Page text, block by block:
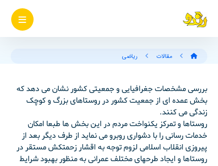
مقالات ریاضی
بررسی مشخصات جغرافیایی و جمعیتی کشور نشان می دهد که
بخش عمده ای از جمعیت کشور در روستاهای بزرگ و کوچک
زندگی می کنند.
روستاها و تمرکز یکنواخت مردم در این بخش ها طبعا امکان
خدمات رسانی را با دشواری روبرو می نماید از طرف دیگر بعد از
پیروزی انقلاب اسلامی لزوم توجه به اقشار زحمتکش مستقر در
روستاها و ایجاد طرحهای مختلف عمرانی به منظور بهبود شرایط